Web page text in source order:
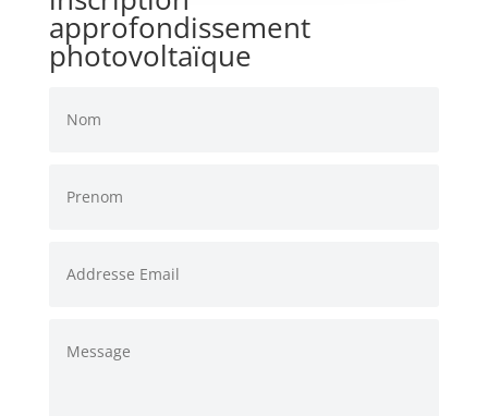
approfondissement
photovoltaïque